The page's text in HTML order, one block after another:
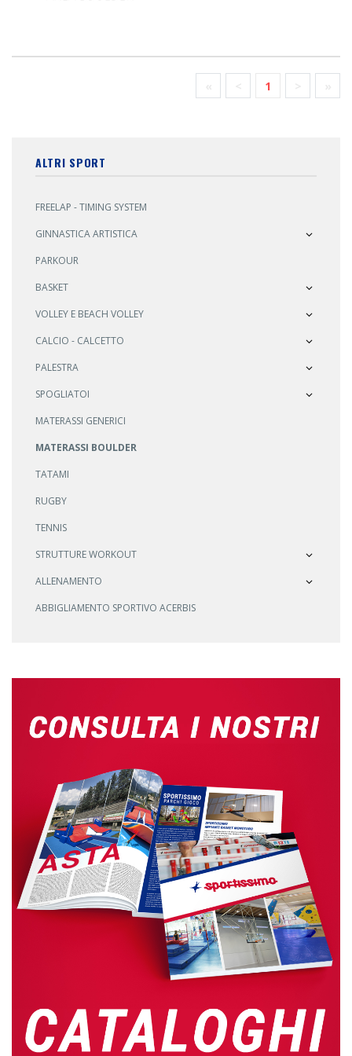
1
ALTRI SPORT
FREELAP - TIMING SYSTEM
GINNASTICA ARTISTICA
PARKOUR
BASKET
VOLLEY E BEACH VOLLEY
CALCIO - CALCETTO
PALESTRA
SPOGLIATOI
MATERASSI GENERICI
MATERASSI BOULDER
TATAMI
RUGBY
TENNIS
STRUTTURE WORKOUT
ALLENAMENTO
ABBIGLIAMENTO SPORTIVO ACERBIS